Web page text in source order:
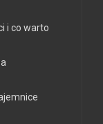
i co warto